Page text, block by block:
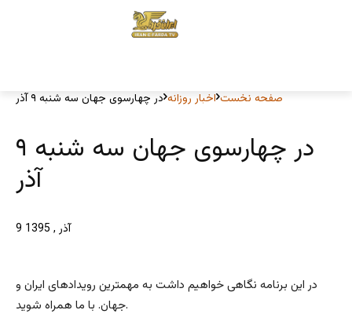
صفحه نخست اخبار روزانه در چهارسوی جهان سه شنبه ۹ آذر
در چهارسوی جهان سه شنبه ۹
آذر
9 آذر , 1395
در این برنامه نگاهی خواهیم داشت به مهمترین رویدادهای ایران و
جهان. با ما همراه شوید.